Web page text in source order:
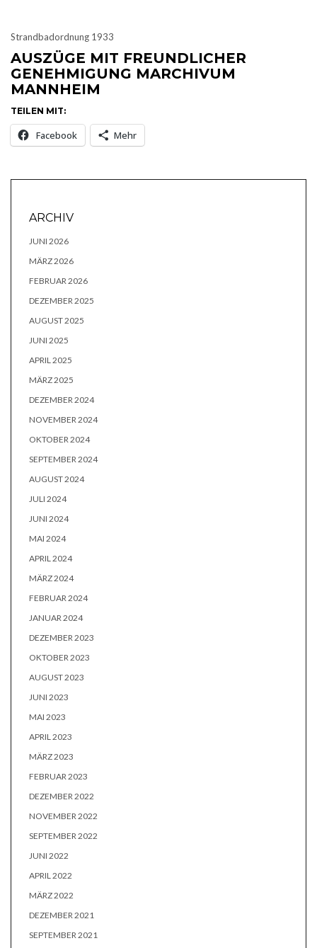
Strandbadordnung 1933
AUSZÜGE MIT FREUNDLICHER
GENEHMIGUNG MARCHIVUM
MANNHEIM
TEILEN MIT:
Facebook Mehr
ARCHIV
JUNI 2026
MÄRZ 2026
FEBRUAR 2026
DEZEMBER 2025
AUGUST 2025
JUNI 2025
APRIL 2025
MÄRZ 2025
DEZEMBER 2024
NOVEMBER 2024
OKTOBER 2024
SEPTEMBER 2024
AUGUST 2024
JULI 2024
JUNI 2024
MAI 2024
APRIL 2024
MÄRZ 2024
FEBRUAR 2024
JANUAR 2024
DEZEMBER 2023
OKTOBER 2023
AUGUST 2023
JUNI 2023
MAI 2023
APRIL 2023
MÄRZ 2023
FEBRUAR 2023
DEZEMBER 2022
NOVEMBER 2022
SEPTEMBER 2022
JUNI 2022
APRIL 2022
MÄRZ 2022
DEZEMBER 2021
SEPTEMBER 2021